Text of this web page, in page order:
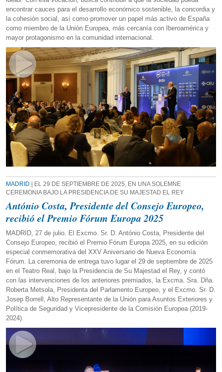
encontrar cauces para el desarrollo económico sostenible, la concordia y
la cohesión social, así como promover un papel más activo de España
como miembro de la Unión Europea, más cercanía con Iberoamérica y
mayor protagonismo en la comunidad internacional.
MADRID | EL 29 DE SEPTIEMBRE DE 2025, EN UNA SOLEMNE
CEREMONIA BAJO LA PRESIDENCIA DE SU MAJESTAD EL REY
António Costa, Presidente del Consejo Europeo,
recibió el Premio Fórum Europa 2025
MADRID, 27 de julio. El Excmo. Sr. D. António Costa, Presidente del
Consejo Europeo, recibió el Premio Fórum Europa 2025, en su edición
especial conmemorativa del XXV Aniversario de Nueva Economía
Fórum. La ceremonia de entrega tuvo lugar el 29 de septiembre de 2025
en el Teatro Real, bajo la Presidencia de Su Majestad el Rey, y contó
con las intervenciones de los anteriores premiados, la Excma. Sra. Dña.
Roberta Metsola, Presidenta del Parlamento Europeo, y el Excmo. Sr. D.
Josep Borrell, Alto Representante de la Unión para Asuntos Exteriores y
Política de Seguridad y Vicepresidente de la Comisión Europea (2019-
2024).